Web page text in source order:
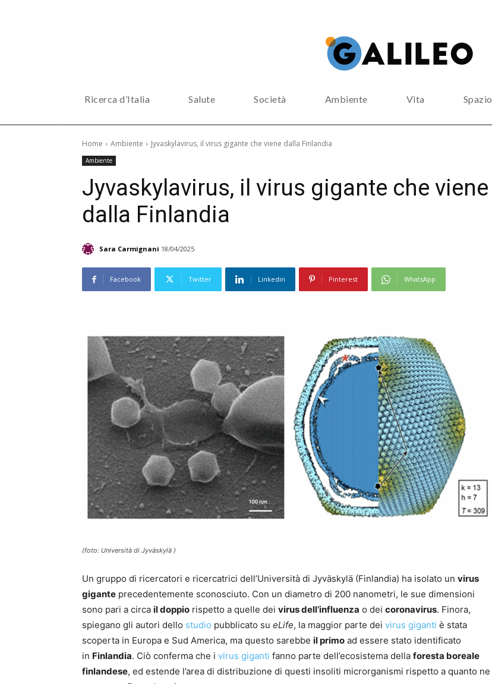
Ricerca d’Italia Salute Società Ambiente Vita Spazio
Home Ambiente Jyvaskylavirus, il virus gigante che viene dalla Finlandia
Ambiente
Jyvaskylavirus, il virus gigante che viene
dalla Finlandia
Sara Carmignani 18/04/2025
Facebook Twitter Linkedin Pinterest WhatsApp
(foto: Università di Jyväskylä )
Un gruppo di ricercatori e ricercatrici dell’Università di Jyväskylä (Finlandia) ha isolato un virus
gigante precedentemente sconosciuto. Con un diametro di 200 nanometri, le sue dimensioni
sono pari a circa il doppio rispetto a quelle dei virus dell’influenza o dei coronavirus. Finora,
spiegano gli autori dello studio pubblicato su eLife, la maggior parte dei virus giganti è stata
scoperta in Europa e Sud America, ma questo sarebbe il primo ad essere stato identificato
in Finlandia. Ciò conferma che i virus giganti fanno parte dell’ecosistema della foresta boreale
finlandese, ed estende l’area di distribuzione di questi insoliti microrganismi rispetto a quanto ne